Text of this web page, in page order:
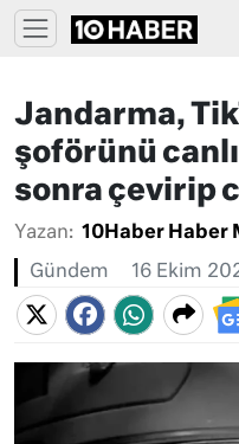
Jandarma,
şoförünü
sonra çevirip
Yazan: 10Haber Haber
Gündem 16 Ekim